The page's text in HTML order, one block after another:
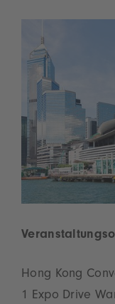
Hong Kong
1 Expo Drive